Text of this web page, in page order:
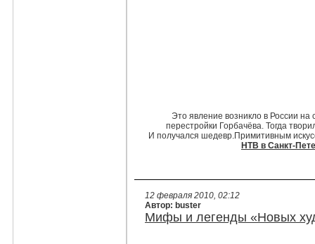
Это явление возникло в России
перестройки Горбачёва. Тогда
И получался шедевр.Примитивным
НТВ в Санкт-
12 февраля 2010, 02:12
Автор: buster
Мифы и легенды «Новых